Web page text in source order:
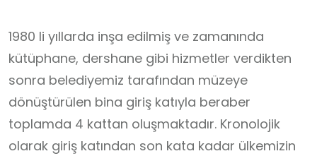
1980 li yıllarda inşa edilmiş ve zamanında
kütüphane, dershane gibi hizmetler verdikten
sonra belediyemiz tarafından müzeye
dönüştürülen bina giriş katıyla beraber
toplamda 4 kattan oluşmaktadır. Kronolojik
olarak giriş katından son kata kadar ülkemizin